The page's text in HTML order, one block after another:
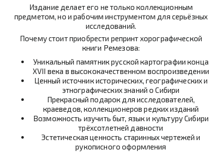
Издание делает его не только коллекционным
предметом, но и рабочим инструментом для серьёзных
исследований.
Почему стоит приобрести репринт хорографической
книги Ремезова:
Уникальный памятник русской картографии конца
XVII века в высококачественном воспроизведении
Ценный источник исторических, географических и
этнографических знаний о Сибири
Прекрасный подарок для исследователей,
краеведов, коллекционеров редких изданий
Возможность изучить быт, язык и культуру Сибири
трёхсотлетней давности
Эстетическая ценность старинных чертежей и
рукописного оформления